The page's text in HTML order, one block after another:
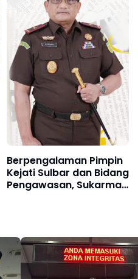
Berpengalaman Pimpin
Kejati Sulbar dan Bidang
Pengawasan, Sukarman